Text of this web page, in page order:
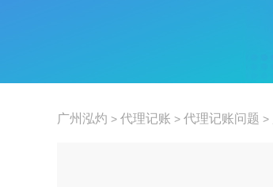
广州泓灼 > 代理记账 > 代理记账问题 >